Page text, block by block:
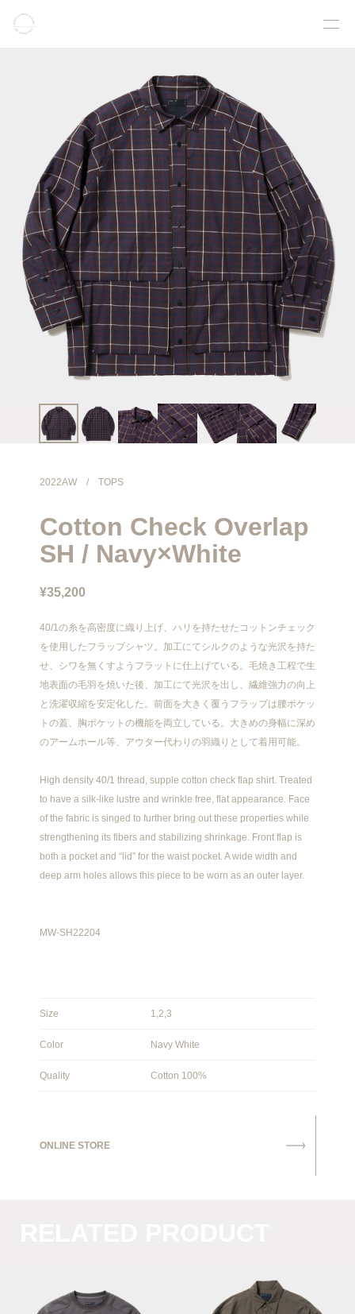
2022AW / TOPS
Cotton Check Overlap
SH / Navy×White
¥35,200
40/1の糸を高密度に織り上げ、ハリを持たせたコットンチェック
を使用したフラップシャツ。加工にてシルクのような光沢を持た
せ、シワを無くすようフラットに仕上げている。毛焼き工程で生
地表面の毛羽を焼いた後、加工にて光沢を出し、繊維強力の向上
と洗濯収縮を安定化した。前面を大きく覆うフラップは腰ポケッ
トの蓋、胸ポケットの機能を両立している。大きめの身幅に深め
のアームホール等、アウター代わりの羽織りとして着用可能。
High density 40/1 thread, supple cotton check flap shirt. Treated
to have a silk-like lustre and wrinkle free, flat appearance. Face
of the fabric is singed to further bring out these properties while
strengthening its fibers and stabilizing shrinkage. Front flap is
both a pocket and “lid” for the waist pocket. A wide width and
deep arm holes allows this piece to be worn as an outer layer.
MW-SH22204
Size 1,2,3
Color Navy White
Quality Cotton 100%
ONLINE STORE
COLLECTION
PRODUCT
GALLERY
ONLINE STORE
STORELIST
ABOUT
FACEBOOK
INSTAGRAM